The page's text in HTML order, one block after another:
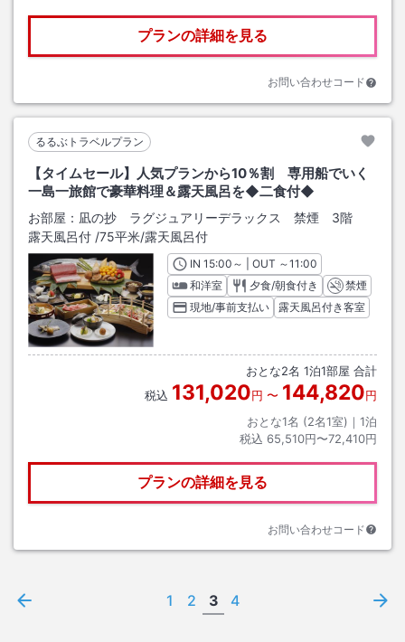
プランの詳細を見る
お問い合わせコード
るるぶトラベルプラン
【タイムセール】人気プランから10％割 専用船でいく
一島一旅館で豪華料理＆露天風呂を◆二食付◆
お部屋： 凪の抄 ラグジュアリーデラックス 禁煙 3階
露天風呂付 /75平米/露天風呂付
INチェックイン
15:00 ～ | OUT チェックアウト
～11:00
和洋室
夕食/朝食付き
禁煙
現地/事前支払い
露天風呂付き客室
おとな2名 1泊1部屋 合計
税込 131,020円 〜 144,820円
おとな1名 (2名1室)｜ 1泊
税込 65,510円〜72,410円
プランの詳細を見る
お問い合わせコード
1 2 3 4